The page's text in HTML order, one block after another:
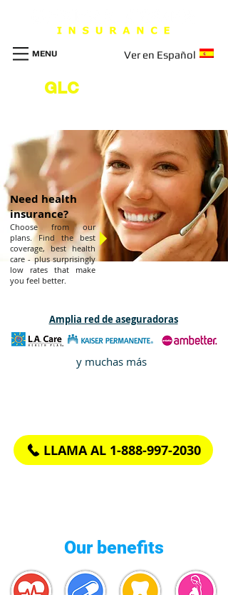
Ver en Español
MENU
GLC
Need health
insurance?
Choose from our
plans. Find the best
coverage, best health
care - plus surprisingly
low rates that make
you feel better.
Amplia red de aseguradoras
y muchas más
LLAMA AL 1-888-997-2030
Our benefits